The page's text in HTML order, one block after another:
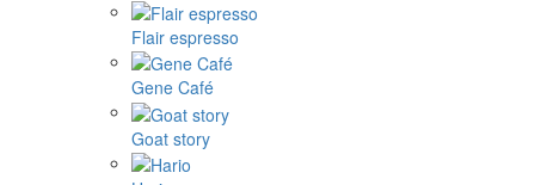
Flair espresso
Gene Café
Goat story